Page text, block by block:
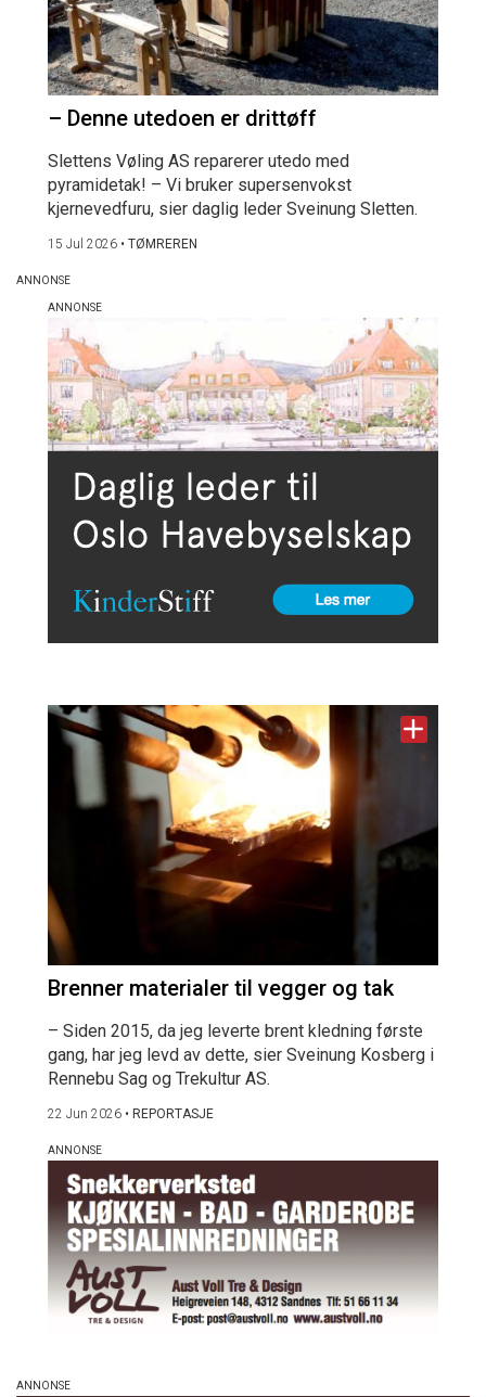
– Denne utedoen er drittøff
Slettens Vøling AS reparerer utedo med
pyramidetak! – Vi bruker supersenvokst
kjernevedfuru, sier daglig leder Sveinung Sletten.
15 Jul 2026 • TØMREREN
Brenner materialer til vegger og tak
– Siden 2015, da jeg leverte brent kledning første
gang, har jeg levd av dette, sier Sveinung Kosberg i
Rennebu Sag og Trekultur AS.
22 Jun 2026 • REPORTASJE